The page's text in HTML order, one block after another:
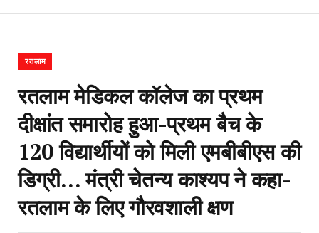
रतलाम
रतलाम मेडिकल कॉलेज का प्रथम
दीक्षांत समारोह हुआ-प्रथम बैच के
120 विद्यार्थीयों को मिली एमबीबीएस की
डिग्री… मंत्री चेतन्य काश्यप ने कहा-
रतलाम के लिए गौरवशाली क्षण